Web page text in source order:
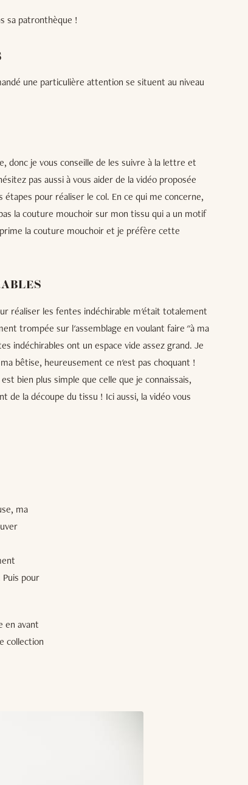
sa patronthèque !
une particulière attention se situent au niveau
donc je vous conseille de les suivre à la lettre et
pas aussi à vous aider de la vidéo proposée
pour réaliser le col. En ce qui me concerne,
la couture mouchoir sur mon tissu qui a un motif
la couture mouchoir et je préfère cette
réaliser les fentes indéchirable m'était totalement
trompée sur l'assemblage en voulant faire "à ma
indéchirables ont un espace vide assez grand. Je
bêtise, heureusement ce n'est pas choquant !
bien plus simple que celle que je connaissais,
de la découpe du tissu ! Ici aussi, la vidéo vous
ma
pour
en avant
collection